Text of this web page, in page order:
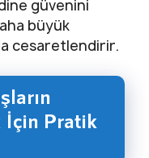
güvenini
büyük
cesaretlendirir.
İçin Pratik